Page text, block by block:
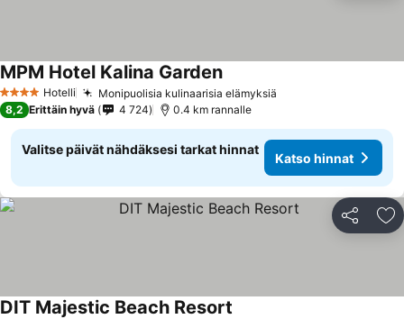
4 Tähtiluokitus
Hotelli Monipuolisia kulinaarisia elämyksiä
MPM Hotel Kalina Garden
8,2 Erittäin hyvä 4 724 0.4 km rannalle
Valitse päivät nähdäksesi tarkat hinnat
Katso hinnat
Jaa
DIT Majestic Beach Resort